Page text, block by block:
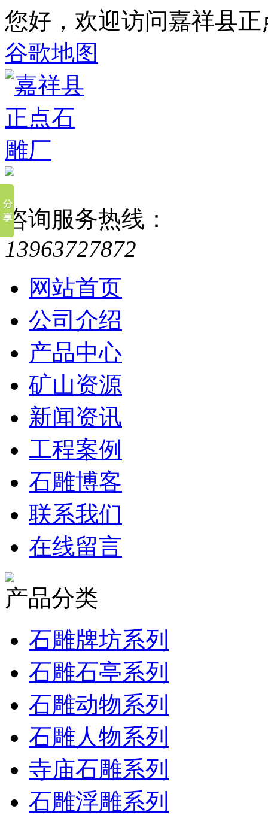
您好，欢迎访问嘉祥县
谷歌地图
咨询服务热线：
13963727872
网站首页
公司介绍
产品中心
矿山资源
新闻资讯
工程案例
石雕博客
联系我们
在线留言
产品分类
石雕牌坊系列
石雕石亭系列
石雕动物系列
石雕人物系列
寺庙石雕系列
石雕浮雕系列